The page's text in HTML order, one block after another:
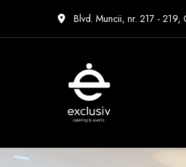
Blvd. Muncii, nr. 217 - 219,